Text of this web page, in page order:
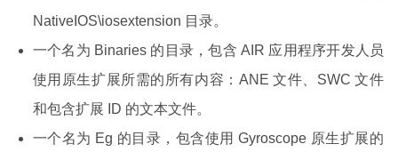
NativeIOS\iosextension 目录。
一个名为 Binaries 的目录，包含 AIR 应用程序开发人员
使用原生扩展所需的所有内容：ANE 文件、SWC 文件
和包含扩展 ID 的文本文件。
一个名为 Eg 的目录，包含使用 Gyroscope 原生扩展的